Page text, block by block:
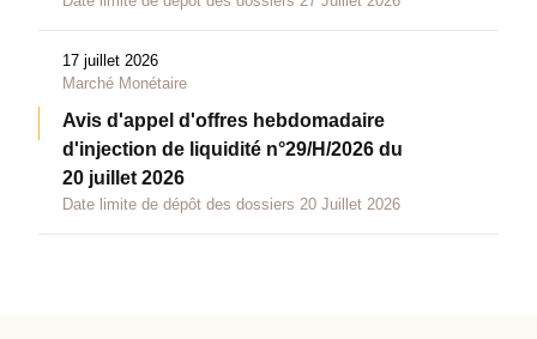
17 juillet 2026
Marché Monétaire
Avis d'appel d'offres hebdomadaire
d'injection de liquidité n°29/H/2026 du
20 juillet 2026
Date limite de dépôt des dossiers 20 Juillet 2026